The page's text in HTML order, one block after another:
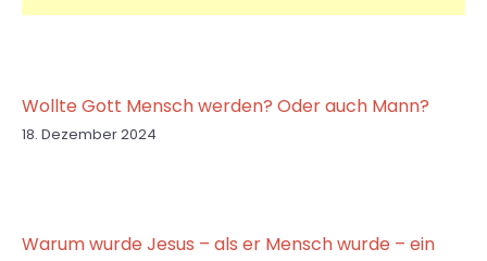
Wollte Gott Mensch werden? Oder auch Mann?
18. Dezember 2024
Warum wurde Jesus – als er Mensch wurde – ein